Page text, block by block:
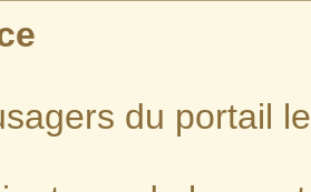
du portail